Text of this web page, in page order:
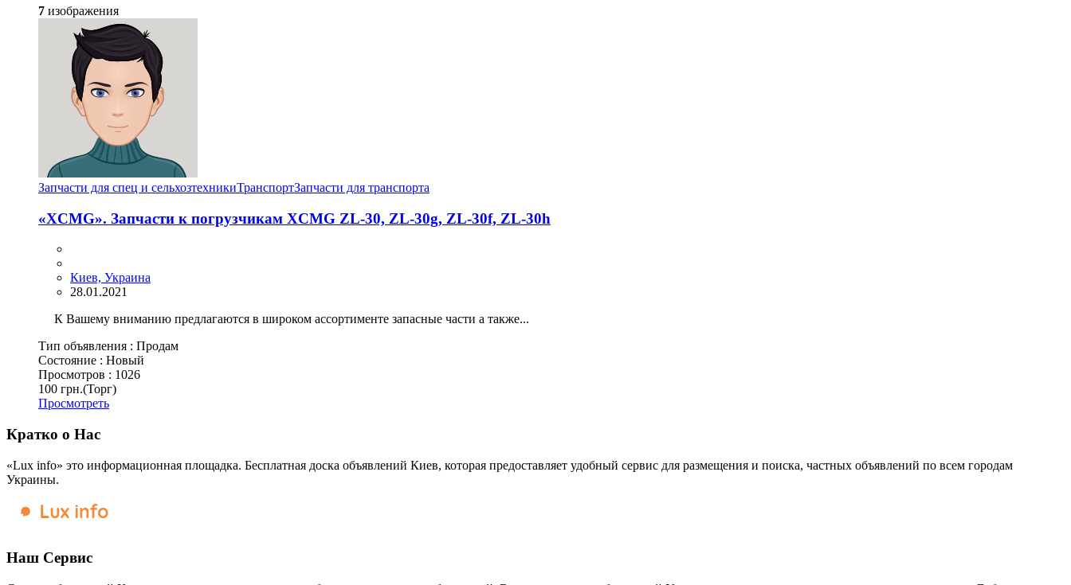
7 изображения
Запчасти для спец и сельхозтехникиТранспортЗапчасти для транспорта
«XCMG». Запчасти к погрузчикам XCMG ZL-30, ZL-30g, ZL-30f, ZL-30h
Киев, Украина
28.01.2021
К Вашему вниманию предлагаются в широком ассортименте запасные части а также...
Тип объявления : Продам
Состояние : Новый
Просмотров : 1026
100 грн.(Торг)
Просмотреть
Кратко о Нас
«Lux info» это информационная площадка. Бесплатная доска объявлений Киев, которая предоставляет удобный сервис для размещения и поиска, частных объявлений по всем городам
Украины.
Наш Сервис